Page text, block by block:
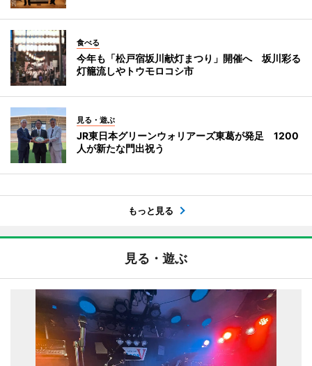
食べる
今年も「松戸宿坂川献灯まつり」開催へ 坂川彩る
灯籠流しやトウモロコシ市
見る・遊ぶ
JR東日本グリーンウォリアーズ東葛が発足 1200
人が新たな門出祝う
もっと見る
見る・遊ぶ